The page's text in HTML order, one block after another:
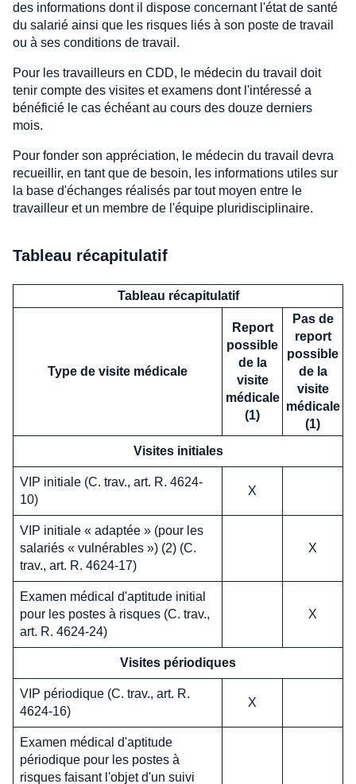
des informations dont il dispose concernant l'état de santé
du salarié ainsi que les risques liés à son poste de travail
ou à ses conditions de travail.
Pour les travailleurs en CDD, le médecin du travail doit
tenir compte des visites et examens dont l'intéressé a
bénéficié le cas échéant au cours des douze derniers
mois.
Pour fonder son appréciation, le médecin du travail devra
recueillir, en tant que de besoin, les informations utiles sur
la base d'échanges réalisés par tout moyen entre le
travailleur et un membre de l'équipe pluridisciplinaire.
Tableau récapitulatif
Tableau récapitulatif
Type de visite médicale
Report
possible
de la
visite
médicale
(1)
Pas de
report
possible
de la
visite
médicale
(1)
Visites initiales
VIP initiale (C. trav., art. R. 4624-
10)
X
VIP initiale « adaptée » (pour les
salariés « vulnérables ») (2) (C.
trav., art. R. 4624-17)
X
Examen médical d'aptitude initial
pour les postes à risques (C. trav.,
art. R. 4624-24)
X
Visites périodiques
VIP périodique (C. trav., art. R.
4624-16)
X
Examen médical d'aptitude
périodique pour les postes à
risques faisant l'objet d'un suivi